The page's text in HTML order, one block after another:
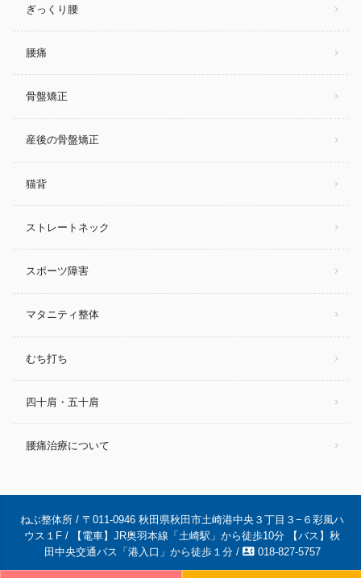
ぎっくり腰
腰痛
骨盤矯正
産後の骨盤矯正
猫背
ストレートネック
スポーツ障害
マタニティ整体
むち打ち
四十肩・五十肩
腰痛治療について
ねぶ整体所 / 〒011-0946 秋田県秋田市土崎港中央３丁目３−６彩風ハ
ウス１F / 【電車】JR奥羽本線「土崎駅」から徒歩10分 【バス】秋
田中央交通バス「港入口」から徒歩１分 / contact_phone 018-827-5757